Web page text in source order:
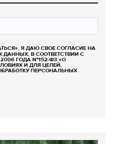
Я ДАЮ СВОЕ СОГЛАСИЕ НА
В СООТВЕТСТВИИ С
ГОДА №152-ФЗ «О
И ДЛЯ ЦЕЛЕЙ,
ПЕРСОНАЛЬНЫХ